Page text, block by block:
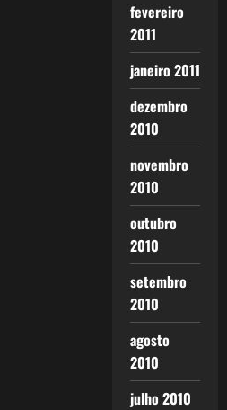
fevereiro
2011
janeiro 2011
dezembro
2010
novembro
2010
outubro
2010
setembro
2010
agosto
2010
julho 2010